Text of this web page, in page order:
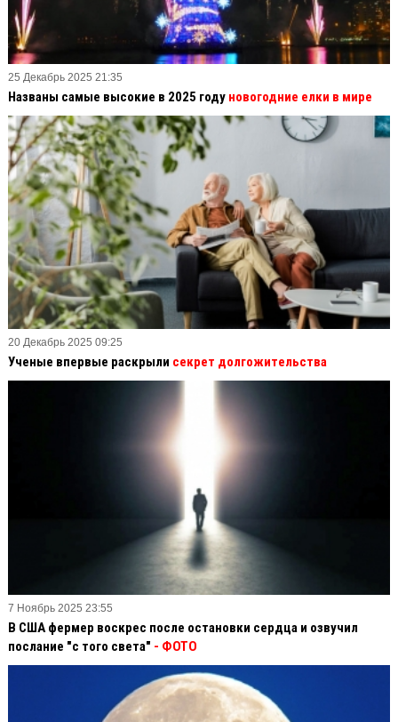
25 Декабрь 2025 21:35
Названы самые высокие в 2025 году новогодние елки в мире
20 Декабрь 2025 09:25
Ученые впервые раскрыли секрет долгожительства
7 Ноябрь 2025 23:55
В США фермер воскрес после остановки сердца и озвучил
послание "с того света" - ФОТО